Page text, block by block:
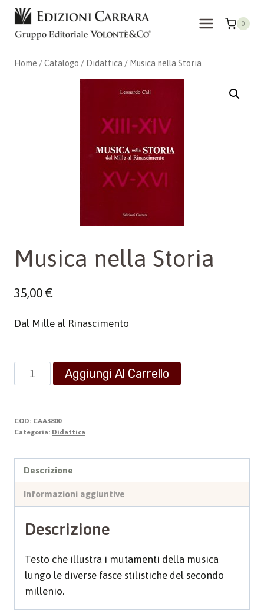
Salta
contenuto
0
Home /Catalogo / Didattica / Musica nella Storia
Musica nella Storia
35,00€
Dal Mille al Rinascimento
Musica
nella
quantità
Aggiungi Al Carrello
COD: CAA3800
Categoria: Didattica
Descrizione
Informazioni aggiuntive
Descrizione
Testo che illustra i mutamenti della musica
lungo le diverse fasce stilistiche del secondo
millenio.